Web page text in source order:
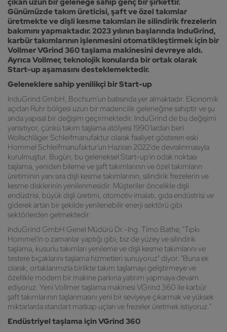
çıkan uzun bir geleneğe sahip genç bir şirkettir.
Günümüzde takım üreticisi, şaft ve özel takımlar
üretmekte ve dişli kesme takımları ile silindirik frezelerin
bakımını yapmaktadır. 2023 yılının başlarında InduGrind,
karbür takımlarının işlenmesini otomatikleştirmek için bir
Vollmer VGrind 360 taşlama makinesini devreye aldı.
Ayrıca Vollmer, teknolojik konularda bir ortak olarak
Start-up aşamasını desteklemektedir.
Geleneklere sahip yenilikçi bir Start-up
InduGrind GmbH, Bochum'un batısında yer almaktadır. Ekonomik
açıdan Ruhr bölgesi uzun bir madencilik geleneğine sahiptir ve şu
anda yapısal bir değişim geçirmektedir. InduGrind de bu değişimi
yansıtıyor, çünkü takım taşlama atölyesi 1990'lardan beri
Wollschläger Schleifmanufaktur olarak faaliyet gösteren eski
Hommel Schleifmanufaktur'un Haziran 2022'de devralınmasıyla
kurulmuştur. Bugün, bu geleneksel Start-up'ın odak noktası
taşlama, yeniden bileme ve şaft takımlarının ve özel takımların
üretiminin yanı sıra dişli kesme takımlarının, silindirik frezelerin ve
kesme disklerinin yenilenmesidir. Müşteriler öncelikle dişli
endüstrisi, büyük dişli üretimi, otomotiv imalatı, gıda endüstrisi ve
giderek artan bir şekilde yenilenebilir enerji sektörü gibi
sektörlerden gelmektedir.
InduGrind GmbH Genel Müdürü Dr.-Ing. Timo Bathe, "Tıpkı
Hommel'in o zamanlar yaptığı gibi, biz de yüzey ve silindirik
taşlama, kusurlu takımları yenileme ve dişli kesme takımlarını ve
testere bıçaklarını taşlama hizmetleri sunuyoruz" diyor. "Buna ek
olarak, ortaklarımızla birlikte takım taşlamayı geliştirmeye ve
özellikle modern bir makine parkına yatırım yapmaya devam
ediyoruz. Yeni Vollmer taşlama makinesi VGrind 360 ile karbür
şaft takımlarının taşlanmasını yeni bir seviyeye çıkarmak ve yüksek
miktarlarda standart matkap uçları ve frezeler üretmek istiyoruz."
Endüstriyel taşlama için VGrind 360